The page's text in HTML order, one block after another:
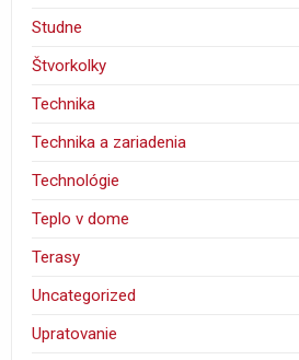
Studne
Štvorkolky
Technika
Technika a zariadenia
Technológie
Teplo v dome
Terasy
Uncategorized
Upratovanie